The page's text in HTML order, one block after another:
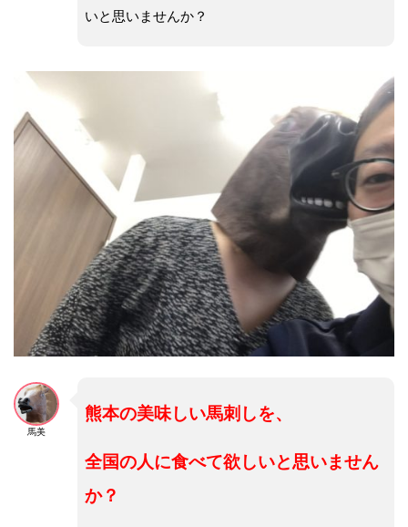
いと思いませんか？
馬美
熊本の美味しい馬刺しを、
全国の人に食べて欲しいと思いません
か？